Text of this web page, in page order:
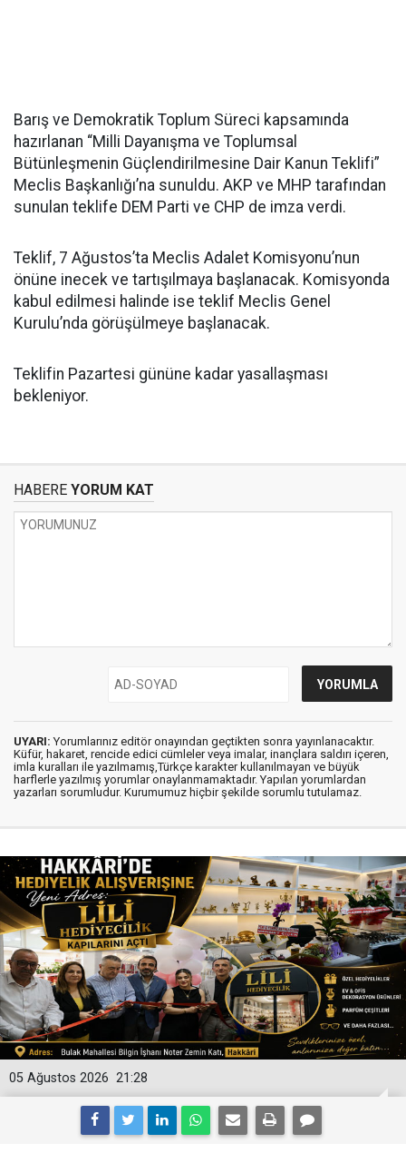
Barış ve Demokratik Toplum Süreci kapsamında
hazırlanan “Milli Dayanışma ve Toplumsal
Bütünleşmenin Güçlendirilmesine Dair Kanun Teklifi”
Meclis Başkanlığı’na sunuldu. AKP ve MHP tarafından
sunulan teklife DEM Parti ve CHP de imza verdi.
Teklif, 7 Ağustos’ta Meclis Adalet Komisyonu’nun
önüne inecek ve tartışılmaya başlanacak. Komisyonda
kabul edilmesi halinde ise teklif Meclis Genel
Kurulu’nda görüşülmeye başlanacak.
Teklifin Pazartesi gününe kadar yasallaşması
bekleniyor.
HABERE YORUM KAT
UYARI: Yorumlarınız editör onayından geçtikten sonra yayınlanacaktır.
Küfür, hakaret, rencide edici cümleler veya imalar, inançlara saldırı içeren,
imla kuralları ile yazılmamış,Türkçe karakter kullanılmayan ve büyük
harflerle yazılmış yorumlar onaylanmamaktadır. Yapılan yorumlardan
yazarları sorumludur. Kurumumuz hiçbir şekilde sorumlu tutulamaz.
21:28
05 Ağustos 2026